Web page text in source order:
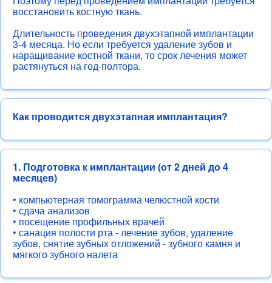
восстановить костную ткань.
Длительность проведения двухэтапной имплантации
3-4 месяца. Но если требуется удаление зубов и
наращивание костной ткани, то срок лечения может
растянуться на год-полтора.
Как проводится двухэтапная имплантация?
1. Подготовка к имплантации (от 2 дней до 4
месяцев)
• компьютерная томограмма челюстной кости
• сдача анализов
• посещение профильных врачей
• санация полости рта - лечение зубов, удаление
зубов, снятие зубных отложений - зубного камня и
мягкого зубного налета